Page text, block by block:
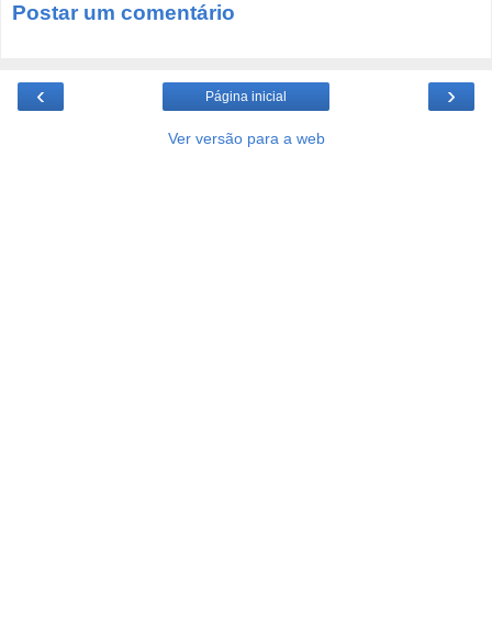
Postar um comentário
‹ ›
Página inicial
Ver versão para a web